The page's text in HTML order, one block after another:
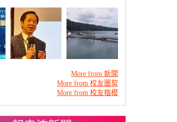
More from 新聞
More from 校友團契
More from 校友楷模